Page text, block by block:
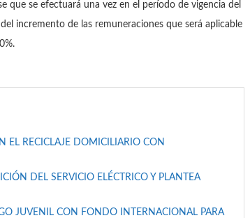
que se efectuará una vez en el período de vigencia del
incremento de las remuneraciones que será aplicable
EL RECICLAJE DOMICILIARIO CON
DEL SERVICIO ELÉCTRICO Y PLANTEA
JUVENIL CON FONDO INTERNACIONAL PARA